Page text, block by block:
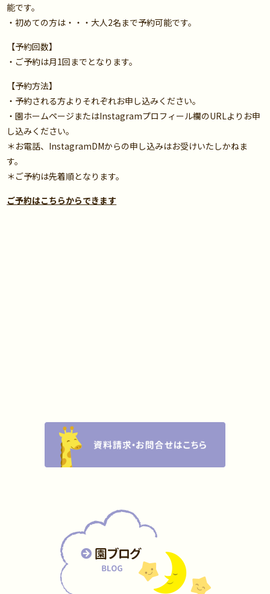
能です。
・初めての方は・・・大人2名まで予約可能です。
【予約回数】
・ご予約は月1回までとなります。
【予約方法】
・予約される方よりそれぞれお申し込みください。
・園ホームページまたはInstagramプロフィール欄のURLよりお申
し込みください。
＊お電話、InstagramDMからの申し込みはお受けいたしかねま
す。
＊ご予約は先着順となります。
ご予約はこちらからできます